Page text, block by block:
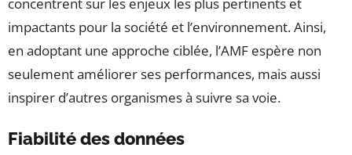
impactants pour la société et l’environnement. Ainsi,
en adoptant une approche ciblée, l’AMF espère non
seulement améliorer ses performances, mais aussi
inspirer d’autres organismes à suivre sa voie.
Fiabilité des données